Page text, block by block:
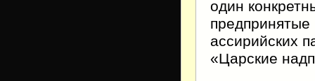
один
предпринятые
ассирийских
«Царские